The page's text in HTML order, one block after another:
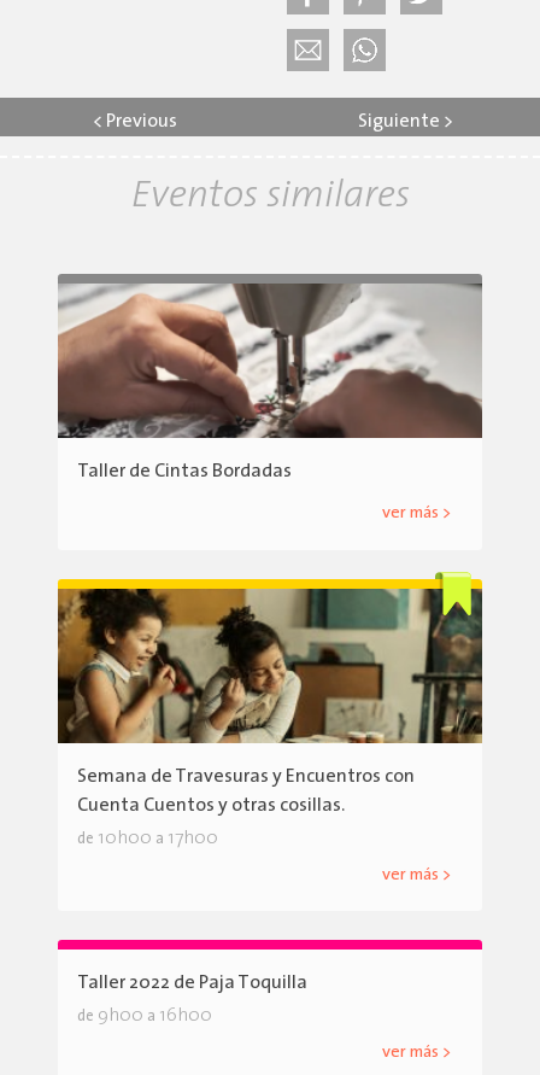
< Previous Siguiente >
Eventos similares
Taller de Cintas Bordadas
ver más >
Semana de Travesuras y Encuentros con
Cuenta Cuentos y otras cosillas.
de 10h00 a 17h00
ver más >
Taller 2022 de Paja Toquilla
de 9h00 a 16h00
ver más >